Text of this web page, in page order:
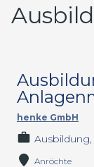
henke GmbH
Ausbildung
Anröchte